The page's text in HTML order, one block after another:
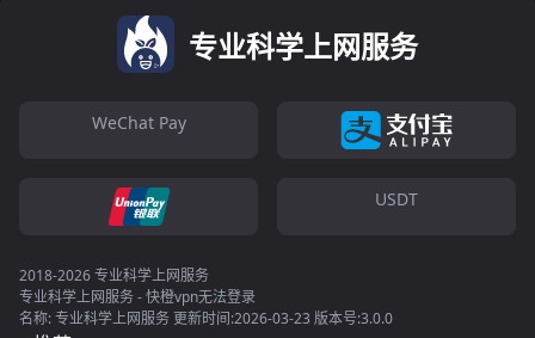
专业科学上网服务
WeChat Pay
USDT
2018-2026 专业科学上网服务
专业科学上网服务 - 快橙vpn无法登录
名称: 专业科学上网服务 更新时间:2026-03-23 版本号:3.0.0